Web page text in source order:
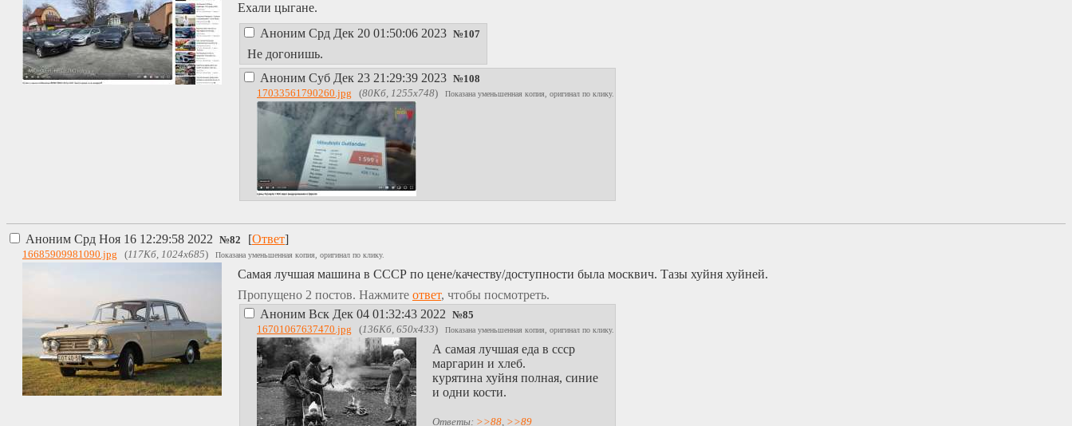
Ехали цыгане.
Аноним Срд Дек 20 01:50:06 2023 №107
Не догонишь.
Аноним Суб Дек 23 21:29:39 2023 №108
17033561790260.jpg (80Кб, 1255x748) Показана уменьшенная копия, оригинал по клику.
Аноним Срд Ноя 16 12:29:58 2022 №82 [Ответ]
16685909981090.jpg (117Кб, 1024x685) Показана уменьшенная копия, оригинал по клику.
Самая лучшая машина в СССР по цене/качеству/доступности была москвич. Тазы хуйня хуйней.
Пропущено 2 постов. Нажмите ответ, чтобы посмотреть.
Аноним Вск Дек 04 01:32:43 2022 №85
16701067637470.jpg (136Кб, 650x433) Показана уменьшенная копия, оригинал по клику.
А самая лучшая еда в ссср
маргарин и хлеб.
курятина хуйня полная, синие
и одни кости.
Ответы: >>88, >>89